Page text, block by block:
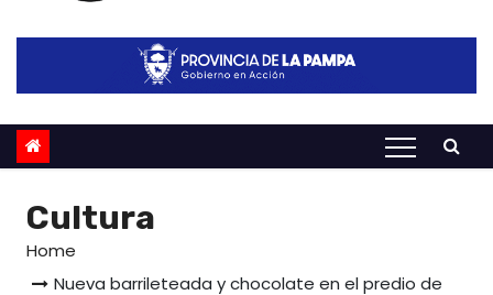
Cultura
Home
Nueva barrileteada y chocolate en el predio de